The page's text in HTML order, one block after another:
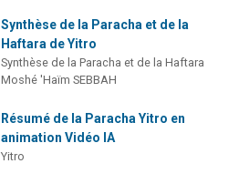
Synthèse de la Paracha et de la
Haftara de Yitro
Synthèse de la Paracha et de la Haftara
Moshé 'Haïm SEBBAH
Résumé de la Paracha Yitro en
animation Vidéo IA
Yitro